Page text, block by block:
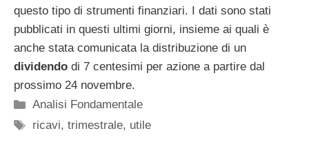
questo tipo di strumenti finanziari. I dati sono stati
pubblicati in questi ultimi giorni, insieme ai quali è
anche stata comunicata la distribuzione di un
dividendo di 7 centesimi per azione a partire dal
prossimo 24 novembre.
Categorie
Analisi Fondamentale
Tag
ricavi,trimestrale, utile